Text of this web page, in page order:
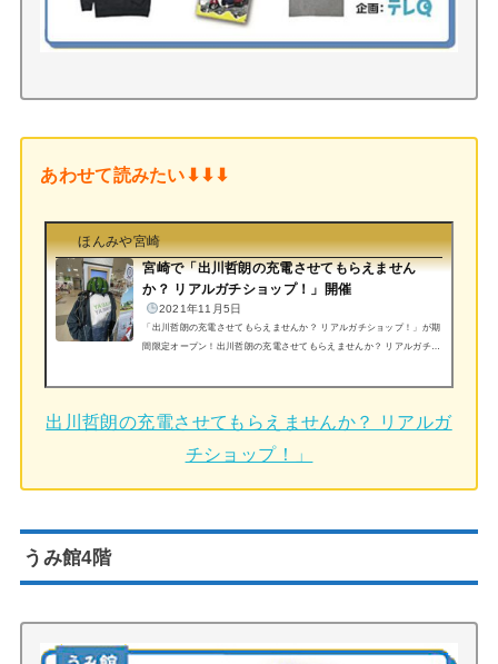
あわせて読みたい⬇︎⬇︎⬇︎
ほんみや宮崎
宮崎で「出川哲朗の充電させてもらえません
か？ リアルガチショップ！」開催
2021年11月5日
「出川哲朗の充電させてもらえませんか？ リアルガチショップ！」が期
間限定オープン！出川哲朗の充電させてもらえませんか？ リアルガチシ
の、スイカのヘルメットも展示してありました。期間2021/11/6(土)～ 20
東急ハンズ内 (adsbygoogle = window.adsbygoogle || ).push({});テレビ東
ィシャルショップ「出川哲朗の充電さ...
出川哲朗の充電させてもらえませんか？ リアルガ
チショップ！」
うみ館4階